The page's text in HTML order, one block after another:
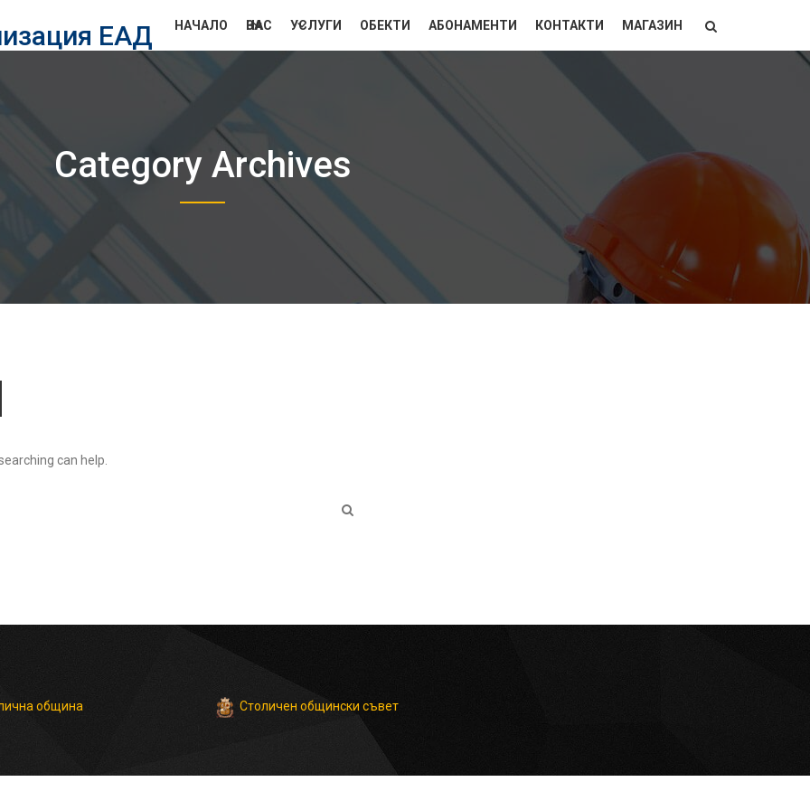
ЕАД
НАЧАЛО ЗА НАС УСЛУГИ ОБЕКТИ АБОНАМЕНТИ КОНТАКТИ МАГАЗИН
Category Archives
can help.
община Столичен общински съвет